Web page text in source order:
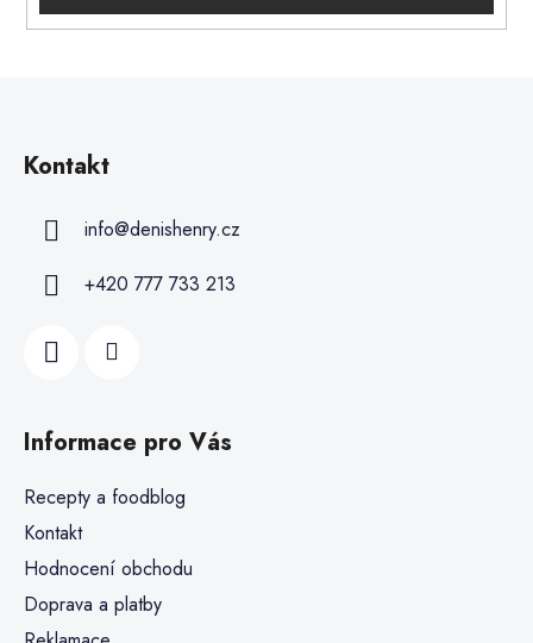
Kontakt
info@denishenry.cz
+420 777 733 213
Informace pro Vás
Recepty a foodblog
Kontakt
Hodnocení obchodu
Doprava a platby